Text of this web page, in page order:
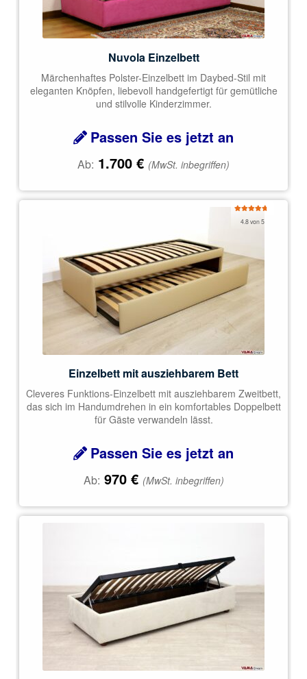
Nuvola Einzelbett
Märchenhaftes Polster-Einzelbett im Daybed-Stil mit
eleganten Knöpfen, liebevoll handgefertigt für gemütliche
und stilvolle Kinderzimmer.
Passen Sie es jetzt an
Ab: 1.700 € (MwSt. inbegriffen)
4.8 von 5
Einzelbett mit ausziehbarem Bett
Cleveres Funktions-Einzelbett mit ausziehbarem Zweitbett,
das sich im Handumdrehen in ein komfortables Doppelbett
für Gäste verwandeln lässt.
Passen Sie es jetzt an
Ab: 970 € (MwSt. inbegriffen)